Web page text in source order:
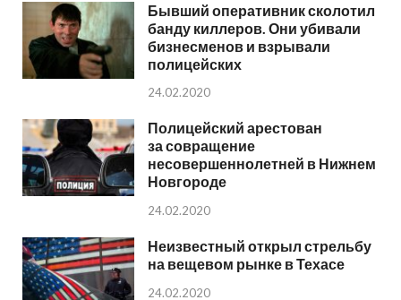
Бывший оперативник сколотил
банду киллеров. Они убивали
бизнесменов и взрывали
полицейских
24.02.2020
Полицейский арестован
за совращение
несовершеннолетней в Нижнем
Новгороде
24.02.2020
Неизвестный открыл стрельбу
на вещевом рынке в Техасе
24.02.2020